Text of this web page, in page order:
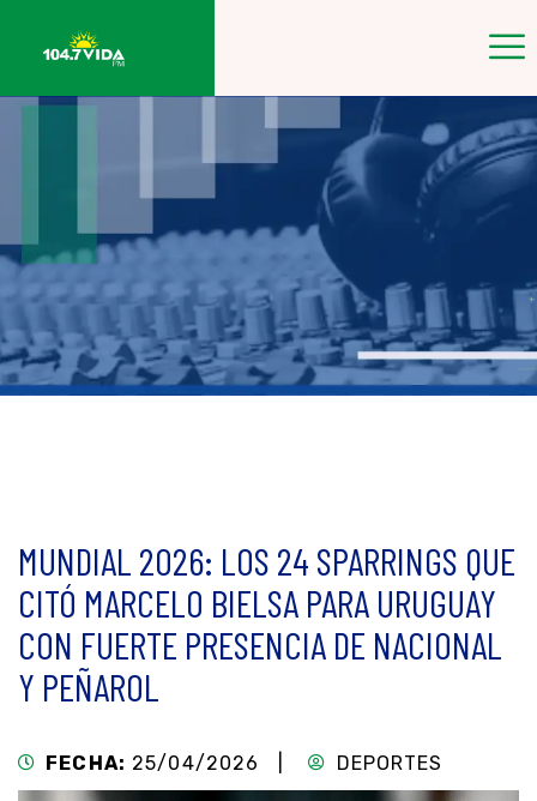
MUNDIAL 2026: LOS 24 SPARRINGS QUE
CITÓ MARCELO BIELSA PARA URUGUAY
CON FUERTE PRESENCIA DE NACIONAL
Y PEÑAROL
FECHA: 25/04/2026 | DEPORTES